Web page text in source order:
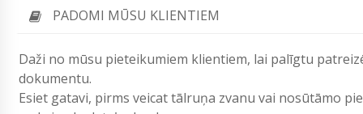
PADOMI MŪSU KLIENTIEM
Daži no mūsu pieteikumiem klientiem, lai palīgtu
dokumentu.
Esiet gatavi, pirms veicat tālruņa zvanu vai nosūtāmo